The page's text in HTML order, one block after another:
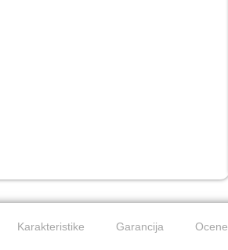
Karakteristike Garancija Ocene